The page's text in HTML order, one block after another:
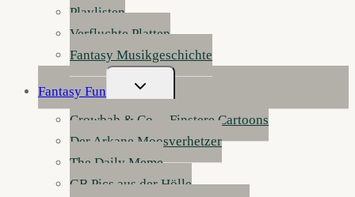
Playlisten
Verfluchte Platten
Fantasy Musikgeschichte
Fantasy Fun
Untermenü
Umschalten
Crowbah & Co. – Finstere Cartoons
Der Arkane Moosverhetzer
The Daily Meme
GB Pics aus der Hölle